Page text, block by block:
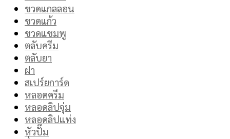
ขวดแกลลอน
ขวดแก้ว
ขวดแชมพู
ตลับครีม
ตลับยา
ฝา
สเปร์ยการ์ด
หลอดครีม
หลอดลิปจุ่ม
หลอดลิปแท่ง
หัวปั๊ม